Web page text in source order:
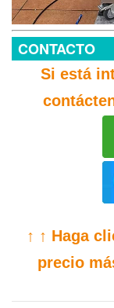
CONTACTO
Si está
↑ ↑ Haga
precio